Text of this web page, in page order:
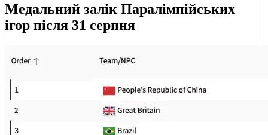
Медальний залік Паралімпійських
ігор після 31 серпня